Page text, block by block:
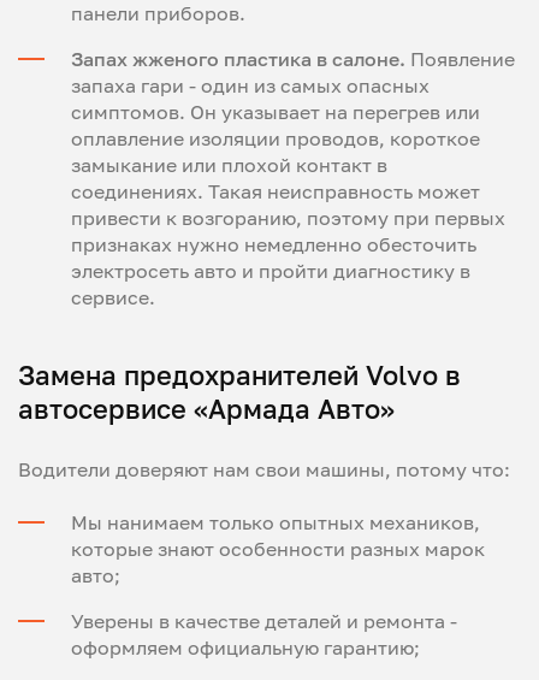
панели приборов.
Запах жженого пластика в салоне. Появление
запаха гари - один из самых опасных
симптомов. Он указывает на перегрев или
оплавление изоляции проводов, короткое
замыкание или плохой контакт в
соединениях. Такая неисправность может
привести к возгоранию, поэтому при первых
признаках нужно немедленно обесточить
электросеть авто и пройти диагностику в
сервисе.
Замена предохранителей Volvo в
автосервисе «Армада Авто»
Водители доверяют нам свои машины, потому что:
Мы нанимаем только опытных механиков,
которые знают особенности разных марок
авто;
Уверены в качестве деталей и ремонта -
оформляем официальную гарантию;